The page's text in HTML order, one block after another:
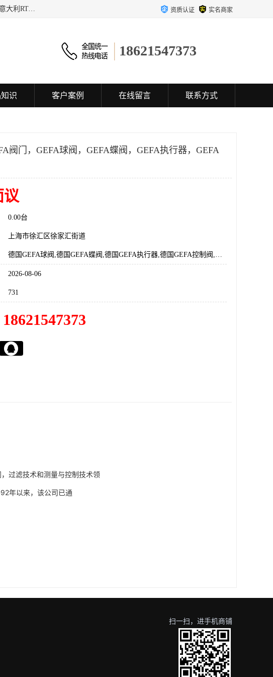
日本SHINDENGEN电磁铁，以色列KAYA采集卡，英国YPS场发射灯丝，英国AGAR钨灯丝，美国KINGSTON安全阀，意大利RTA驱动器，美国MOTT过滤器，美国GENIE过滤器，日本精线NIPPON SEISEN过滤器，法国SAPPEL水表, 德国Thyracont传感器，英国SONTAY压差传感器 美国MPC擦锡布 TB-300-MPC, 德国Matesy磁光分析仪 资质认证 实名商家
18621547373
识 客户案例 在线留言 联系方式
阀门，GEFA球阀，GEFA蝶阀，GEFA执行器，GEFA
议
0.00台
上海市徐汇区徐家汇街道
德国GEFA球阀,德国GEFA蝶阀,德国GEFA执行器,德国GEFA控制阀,德国GEFA阀门
2026-08-06
731
18621547373
过滤技术和测量与控制技术领
年以来，该公司已通
扫一扫，进手机商铺